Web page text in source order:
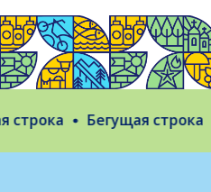
Бегущая строка